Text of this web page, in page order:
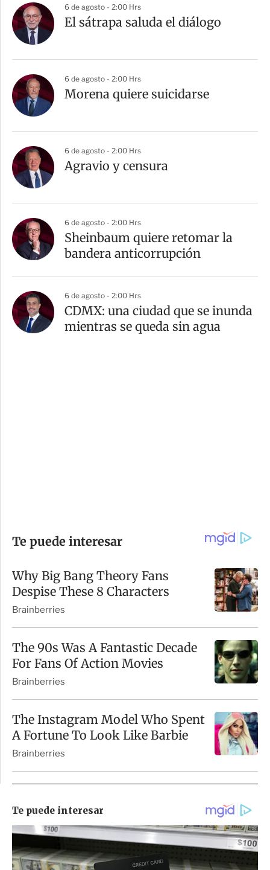
6 de agosto - 2:00 Hrs
El sátrapa saluda el diálogo
6 de agosto - 2:00 Hrs
Morena quiere suicidarse
6 de agosto - 2:00 Hrs
Agravio y censura
6 de agosto - 2:00 Hrs
Sheinbaum quiere retomar la
bandera anticorrupción
6 de agosto - 2:00 Hrs
CDMX: una ciudad que se inunda
mientras se queda sin agua